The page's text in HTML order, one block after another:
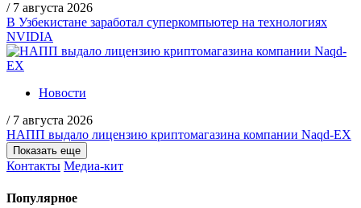
/ 7 августа 2026
В Узбекистане заработал суперкомпьютер на технологиях
NVIDIA
Новости
/ 7 августа 2026
НАПП выдало лицензию криптомагазина компании Naqd-EX
Показать еще
Контакты Медиа-кит
Популярное